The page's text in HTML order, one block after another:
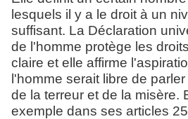
lesquels il y a le droit à un
suffisant. La Déclaration
de l'homme protège les
claire et elle affirme
l'homme serait libre de
de la terreur et de la misère.
exemple dans ses articles